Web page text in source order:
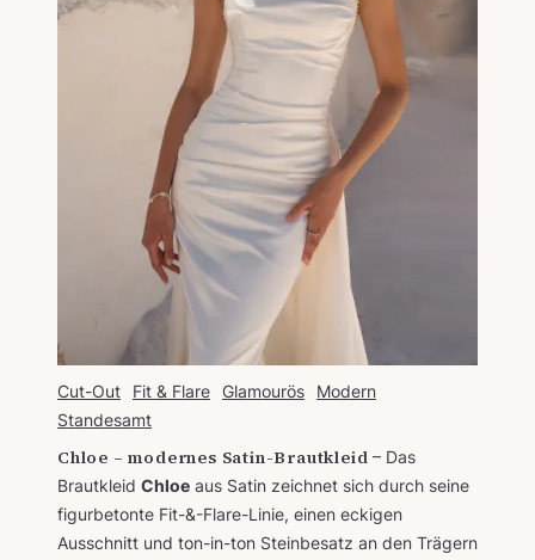
Cut-Out Fit & Flare Glamourös
Modern
Standesamt
Chloe – modernes Satin-Brautkleid
Das
Brautkleid Chloe aus Satin zeichnet sich durch seine
figurbetonte Fit-&-Flare-Linie, einen eckigen
Ausschnitt und ton-in-ton Steinbesatz an den Trägern